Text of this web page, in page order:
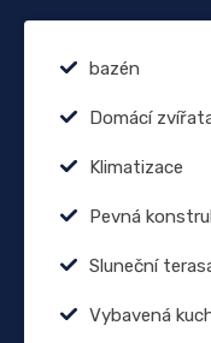
bazén
Domácí
Klimatizace
Pevná
Sluneční
Vybavená